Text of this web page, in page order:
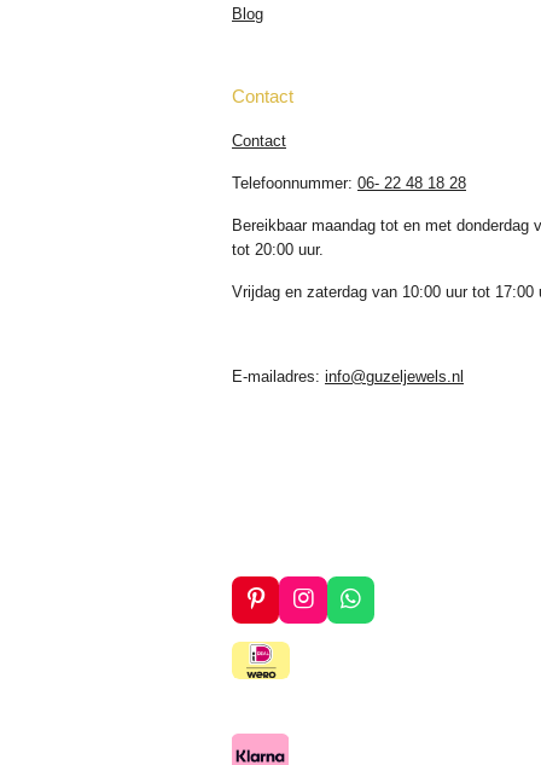
Blog
Contact
Contact
Telefoonnummer: 06- 22 48 18 28
Bereikbaar maandag tot en met donderdag
tot 20:00 uur.
Vrijdag en zaterdag van 10:00 uur tot 17:00
E-mailadres: info@guzeljewels.nl
P
i
n
t
e
s
I
n
W
h